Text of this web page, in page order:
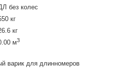
без колес
кг
кг
м3
варик для длинномеров